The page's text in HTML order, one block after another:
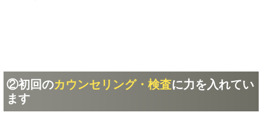
②初回のカウンセリング・検査に力を入れてい
ます